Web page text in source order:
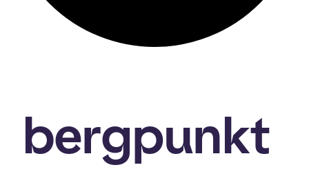
bergpunkt